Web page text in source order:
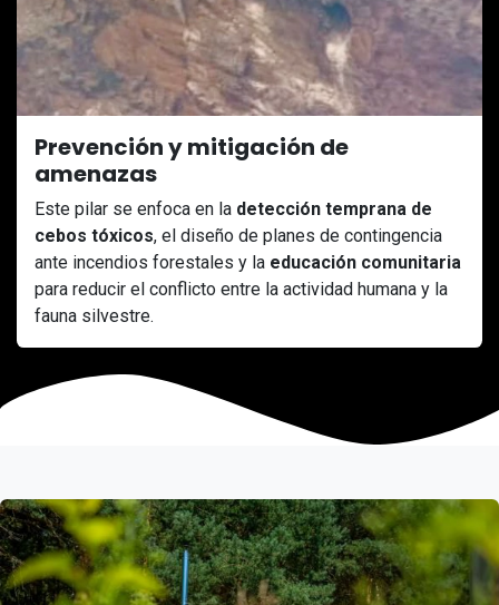
Prevención y mitigación de
amenazas
Este pilar se enfoca en la detección temprana de
cebos tóxicos, el diseño de planes de contingencia
ante incendios forestales y la educación comunitaria
para reducir el conflicto entre la actividad humana y la
fauna silvestre.